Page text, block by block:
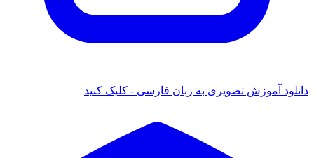
دانلود آموزش تصویری به زبان فارسی - کلیک کنید